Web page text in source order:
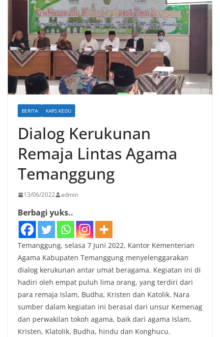
BERITA KARS KEDU
Dialog Kerukunan
Remaja Lintas Agama
Temanggung
13/06/2022 admin
Berbagi yuks..
Temanggung, selasa 7 Juni 2022, Kantor Kementerian
Agama Kabupaten Temanggung menyelenggarakan
dialog kerukunan antar umat beragama. Kegiatan ini di
hadiri oleh empat puluh lima orang, yang terdiri dari
para remaja Islam, Budha, Kristen dan Katolik. Nara
sumber dalam kegiatan ini berasal dari unsur Kemenag
dan perwakilan tokoh agama, baik dari agama Islam,
Kristen, Klatolik, Budha, hindu dan Konghucu.